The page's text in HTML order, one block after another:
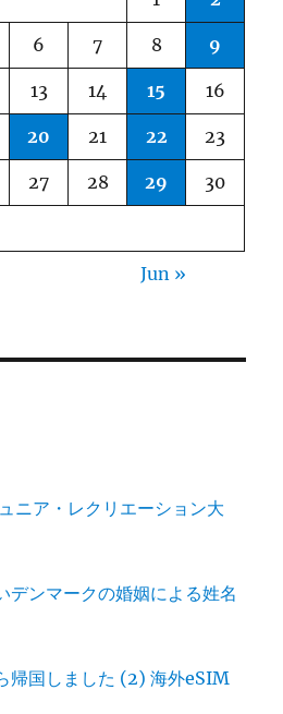
6 7 8 9
13 14 15 16
20 21 22 23
27 28 29 30
Jun »
ニア・レクリエーション大
デンマークの婚姻による姓名
帰国しました (2) 海外eSIM